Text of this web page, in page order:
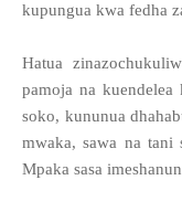
kupungua kwa fedha
Hatua
pamoja na
soko, kununua
mwaka, sawa na
Mpaka sasa